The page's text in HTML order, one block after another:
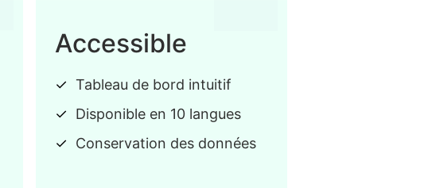
Accessible
Tableau de bord intuitif
Disponible en 10 langues
Conservation des données